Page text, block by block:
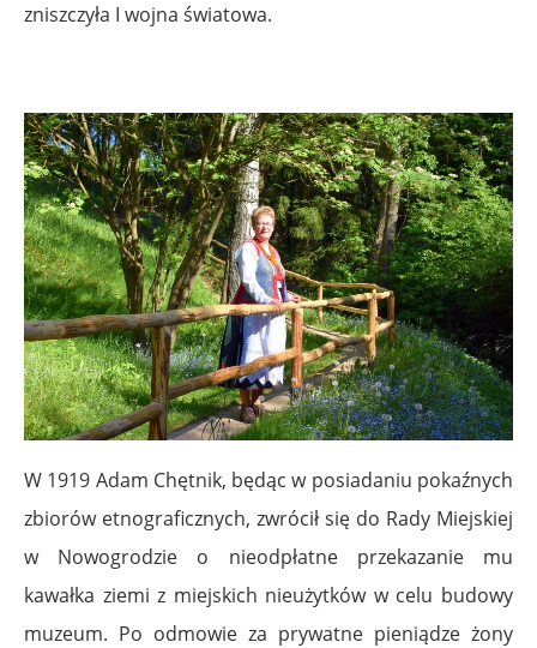
zniszczyła I wojna światowa.
W 1919 Adam Chętnik, będąc w posiadaniu pokaźnych
zbiorów etnograficznych, zwrócił się do Rady Miejskiej
w Nowogrodzie o nieodpłatne przekazanie mu
kawałka ziemi z miejskich nieużytków w celu budowy
muzeum. Po odmowie za prywatne pieniądze żony